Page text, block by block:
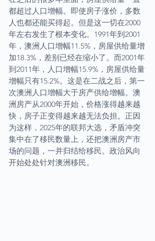
都超过人口增幅。即使房子涨价，多数
人也都还能买得起。但是这一切在2000
年左右发生了根本变化。1991年到2001
年，澳洲人口增幅11.5%，房屋供给量增
加18.3%，差别已经在缩小了。而2001年
到2011年，人口增幅15.9%，房屋供给量
增幅只有15.2%。这是在二战之后，第一
次澳洲人口增幅大于房产供给增幅。澳
洲房产从2000年开始，价格涨得越来越
快，房子正变得越来越无法负担。正因
为这样，2025年的联邦大选，矛盾冲突
集中在了移民数量上，还把澳洲房产市
场的问题，一并归结给移民。政治风向
开始处处针对澳洲移民。